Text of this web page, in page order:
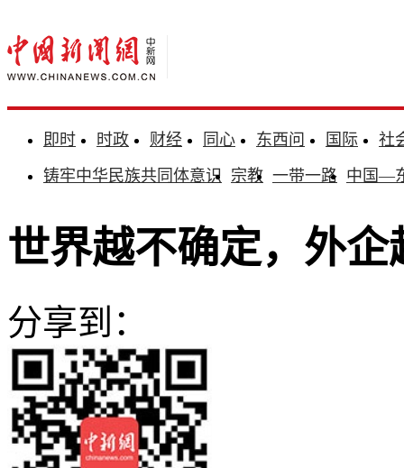
即时 时政 财经 同心 东西问 国际
社
铸牢中华民族共同体意识 宗教 一带一路 中国—
世界越不确定，外企
分享到：